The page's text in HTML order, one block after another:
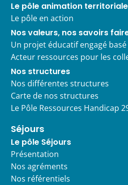
Le pôle animation territoriale
Le pôle en action
Nos valeurs, nos savoirs
Un projet éducatif engagé basé
Acteur ressources pour les
Nos structures
Nos différentes structures
Carte de nos structures
Le Pôle Ressources Handicap
Séjours
Le pôle Séjours
Présentation
Nos agréments
Nos référentiels